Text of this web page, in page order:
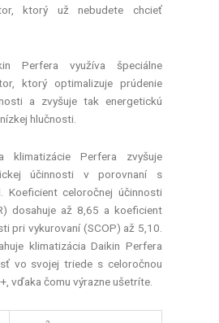
ktorý už nebudete chcieť
Perfera využíva špeciálne
ktorý optimalizuje prúdenie
a zvyšuje tak energetickú
hlučnosti.
klimatizácie Perfera zvyšuje
účinnosti v porovnaní s
Koeficient celoročnej účinnosti
dosahuje až 8,65 a koeficient
pri vykurovaní (SCOP) až 5,10.
klimatizácia Daikin Perfera
vo svojej triede s celoročnou
vďaka čomu výrazne ušetríte.